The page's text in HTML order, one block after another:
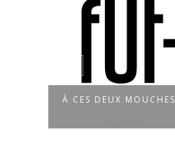
À CES DEUX MOUCHES